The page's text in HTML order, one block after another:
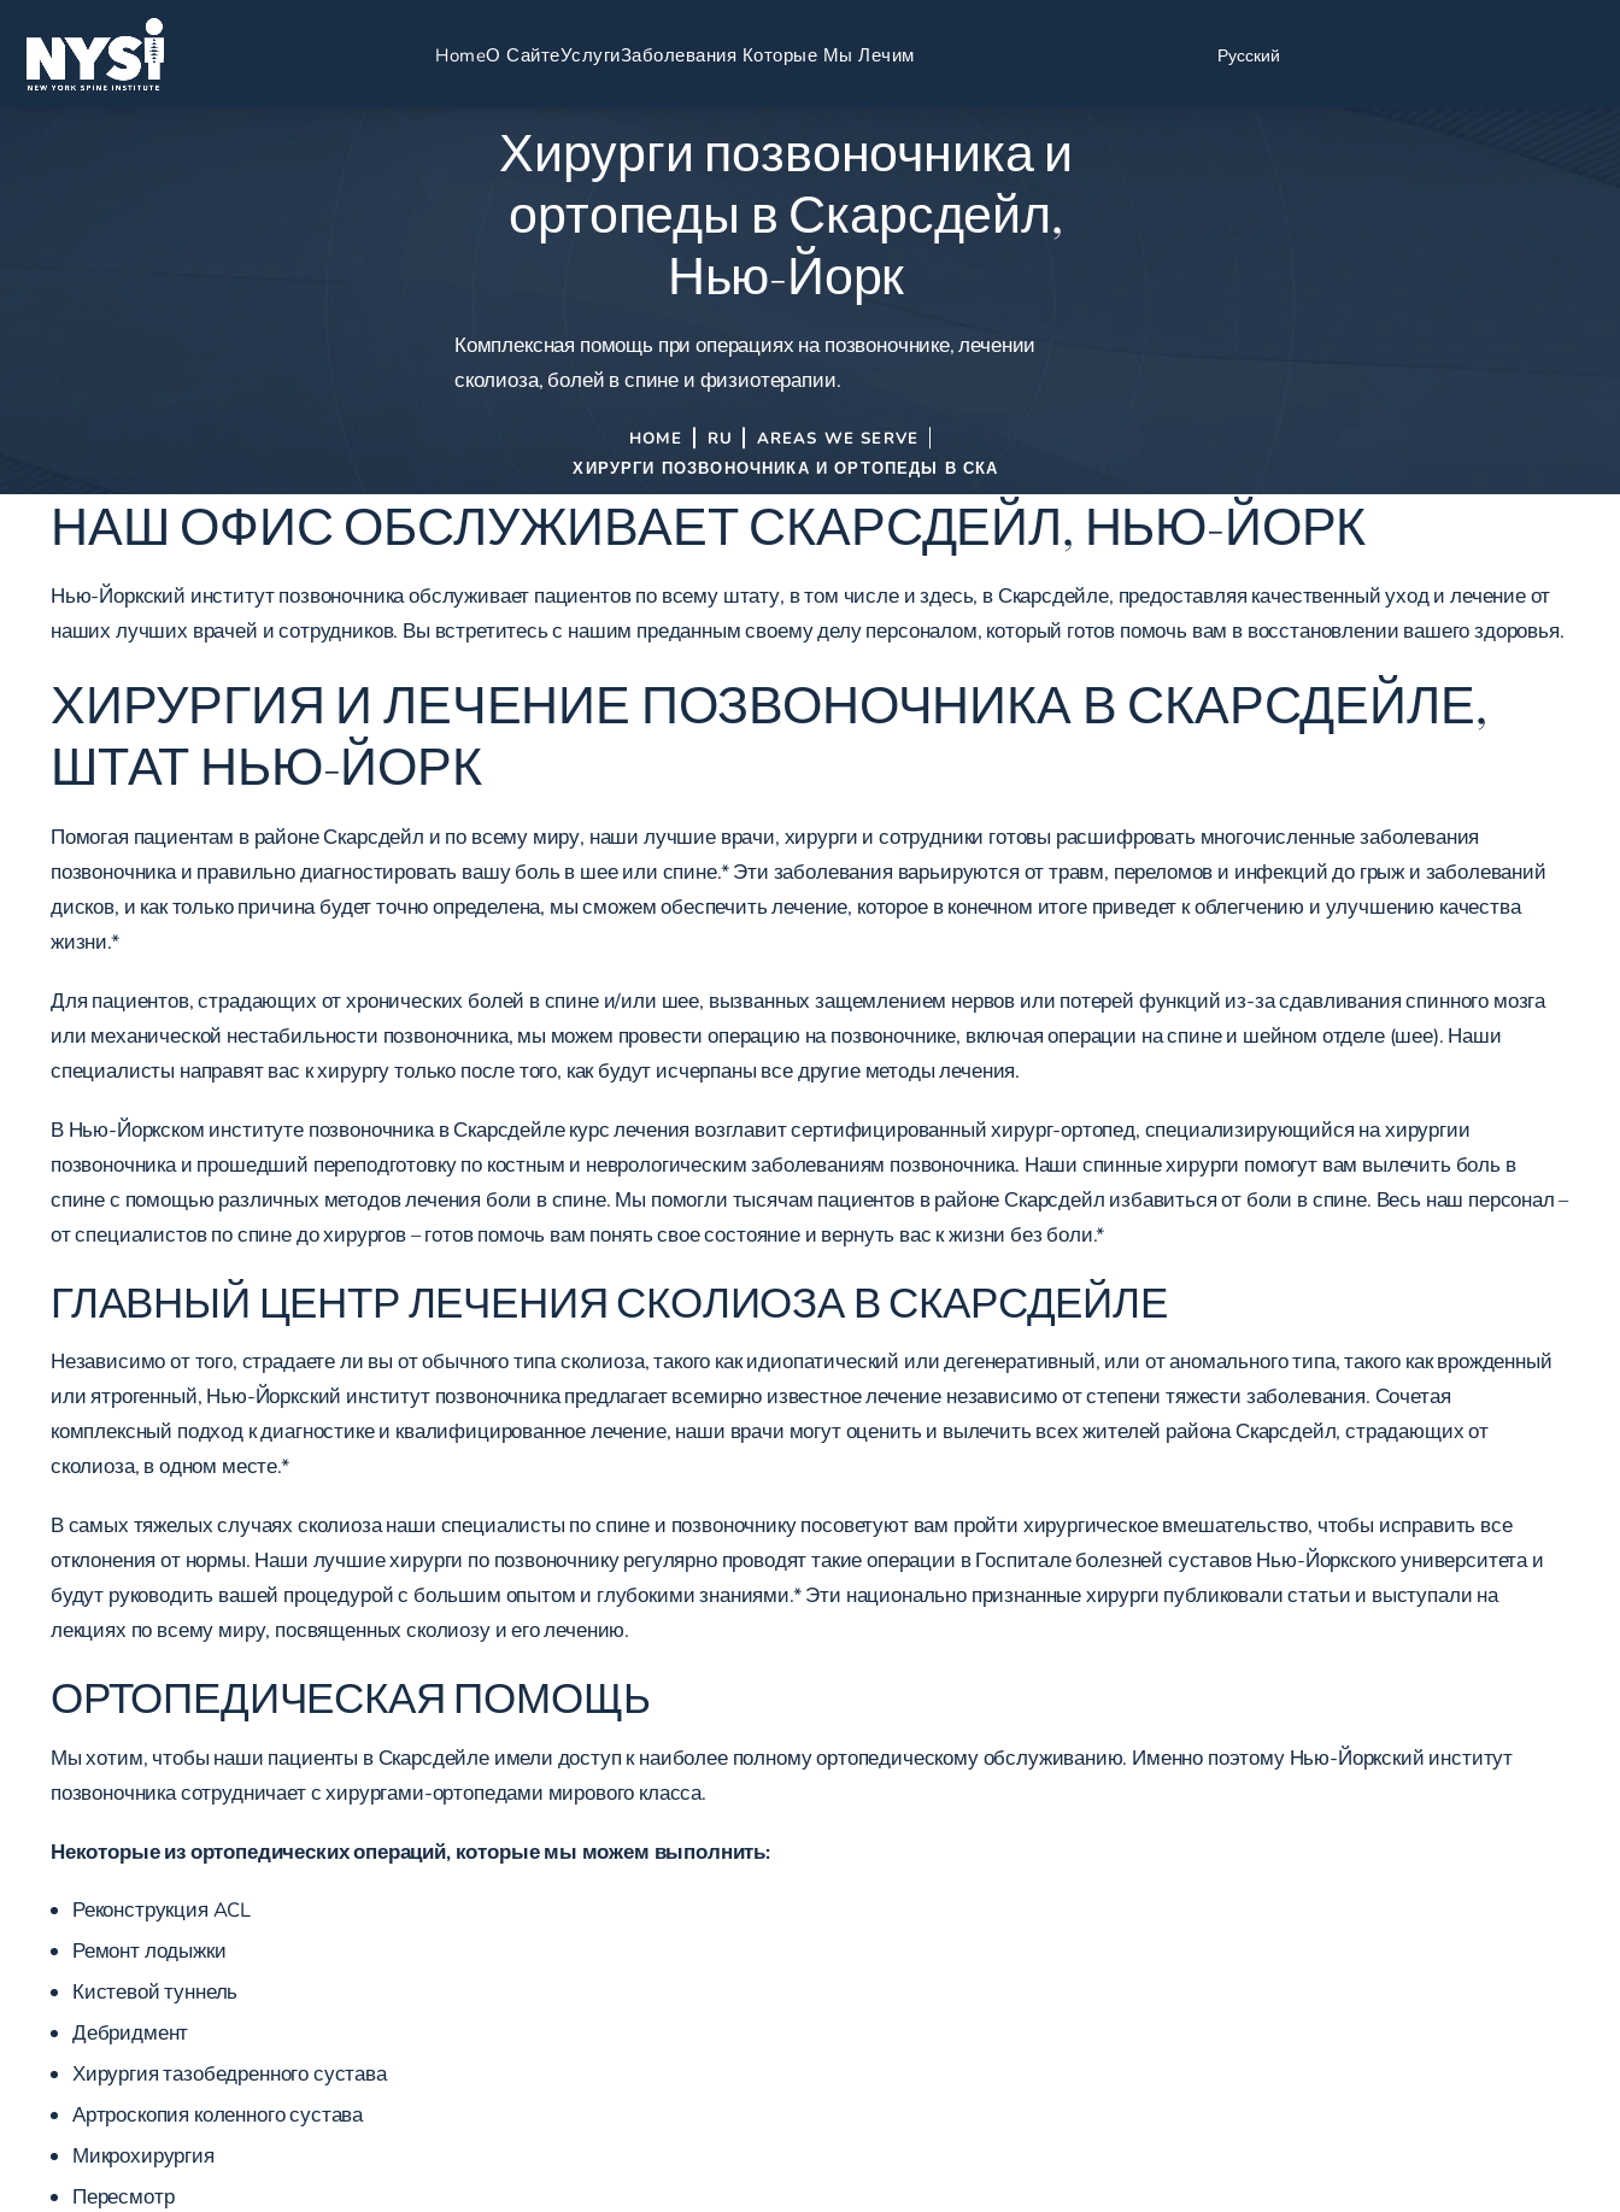
HomeО СайтеУслугиЗаболевания Которые Мы Лечим Русский
Хирурги позвоночника и
ортопеды в Скарсдейл,
Нью-Йорк
Комплексная помощь при операциях на позвоночнике, лечении
сколиоза, болей в спине и физиотерапии.
HOME RU
AREAS WE SERVE
ХИРУРГИ ПОЗВОНОЧНИКА И ОРТОПЕДЫ В СКА
НАШ ОФИС ОБСЛУЖИВАЕТ СКАРСДЕЙЛ, НЬЮ-ЙОРК
Нью-Йоркский институт позвоночника обслуживает пациентов по всему штату, в том числе и здесь, в Скарсдейле, предоставляя качественный уход и лечение от
наших лучших врачей и сотрудников. Вы встретитесь с нашим преданным своему делу персоналом, который готов помочь вам в восстановлении вашего здоровья.
ХИРУРГИЯ И ЛЕЧЕНИЕ ПОЗВОНОЧНИКА В СКАРСДЕЙЛЕ,
ШТАТ НЬЮ-ЙОРК
Помогая пациентам в районе Скарсдейл и по всему миру, наши лучшие врачи, хирурги и сотрудники готовы расшифровать многочисленные заболевания
позвоночника и правильно диагностировать вашу боль в шее или спине.* Эти заболевания варьируются от травм, переломов и инфекций до грыж и заболеваний
дисков, и как только причина будет точно определена, мы сможем обеспечить лечение, которое в конечном итоге приведет к облегчению и улучшению качества
жизни.*
Для пациентов, страдающих от хронических болей в спине и/или шее, вызванных защемлением нервов или потерей функций из-за сдавливания спинного мозга
или механической нестабильности позвоночника, мы можем провести операцию на позвоночнике, включая операции на спине и шейном отделе (шее). Наши
специалисты направят вас к хирургу только после того, как будут исчерпаны все другие методы лечения.
В Нью-Йоркском институте позвоночника в Скарсдейле курс лечения возглавит сертифицированный хирург-ортопед, специализирующийся на хирургии
позвоночника и прошедший переподготовку по костным и неврологическим заболеваниям позвоночника. Наши спинные хирурги помогут вам вылечить боль в
спине с помощью различных методов лечения боли в спине. Мы помогли тысячам пациентов в районе Скарсдейл избавиться от боли в спине. Весь наш персонал –
от специалистов по спине до хирургов – готов помочь вам понять свое состояние и вернуть вас к жизни без боли.*
ГЛАВНЫЙ ЦЕНТР ЛЕЧЕНИЯ СКОЛИОЗА В СКАРСДЕЙЛЕ
Независимо от того, страдаете ли вы от обычного типа сколиоза, такого как идиопатический или дегенеративный, или от аномального типа, такого как врожденный
или ятрогенный, Нью-Йоркский институт позвоночника предлагает всемирно известное лечение независимо от степени тяжести заболевания. Сочетая
комплексный подход к диагностике и квалифицированное лечение, наши врачи могут оценить и вылечить всех жителей района Скарсдейл, страдающих от
сколиоза, в одном месте.*
В самых тяжелых случаях сколиоза наши специалисты по спине и позвоночнику посоветуют вам пройти хирургическое вмешательство, чтобы исправить все
отклонения от нормы. Наши лучшие хирурги по позвоночнику регулярно проводят такие операции в Госпитале болезней суставов Нью-Йоркского университета и
будут руководить вашей процедурой с большим опытом и глубокими знаниями.* Эти национально признанные хирурги публиковали статьи и выступали на
лекциях по всему миру, посвященных сколиозу и его лечению.
ОРТОПЕДИЧЕСКАЯ ПОМОЩЬ
Мы хотим, чтобы наши пациенты в Скарсдейле имели доступ к наиболее полному ортопедическому обслуживанию. Именно поэтому Нью-Йоркский институт
позвоночника сотрудничает с хирургами-ортопедами мирового класса.
Некоторые из ортопедических операций, которые мы можем выполнить:
Реконструкция ACL
Ремонт лодыжки
Кистевой туннель
Дебридмент
Хирургия тазобедренного сустава
Артроскопия коленного сустава
Микрохирургия
Пересмотр